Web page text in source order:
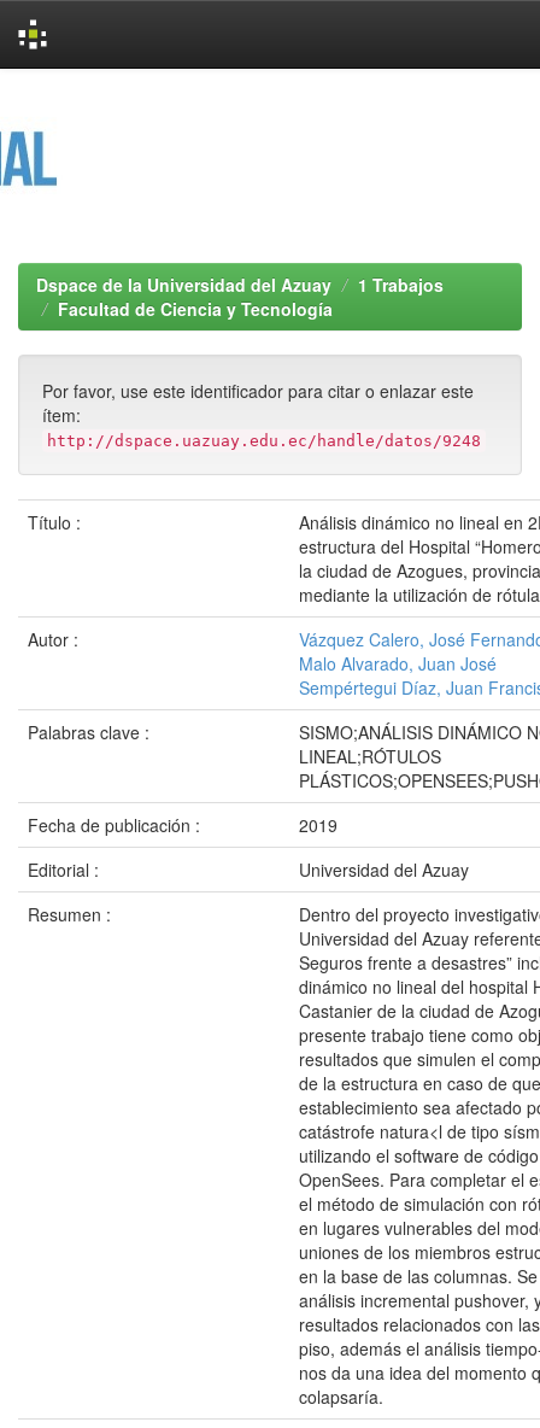
Dspace de la Universidad del Azuay
1 Trabajos
Facultad de Ciencia y Tecnología
Por favor, use este identificador para citar o enlazar este
ítem:
http://dspace.uazuay.edu.ec/handle/datos/9248
Título :
Análisis dinámico no lineal en
estructura del Hospital
la ciudad de Azogues,
mediante la utilización de
Autor :
Vázquez Calero, José
Malo Alvarado, Juan José
Sempértegui Díaz, Juan
Palabras clave :
SISMO;ANÁLISIS DINÁMICO
LINEAL;RÓTULOS
Fecha de publicación :
2019
Editorial :
Universidad del Azuay
Resumen :
Dentro del proyecto
Universidad del Azuay
Seguros frente a desastres”
dinámico no lineal del hospital
Castanier de la ciudad de
presente trabajo tiene como
resultados que simulen el
de la estructura en caso de
establecimiento sea afectado
catástrofe natura<l de tipo
utilizando el software de
OpenSees. Para completar el
el método de simulación con
en lugares vulnerables del
uniones de los miembros
en la base de las columnas.
análisis incremental pushover,
resultados relacionados con
piso, además el análisis
nos da una idea del momento
colapsaría.